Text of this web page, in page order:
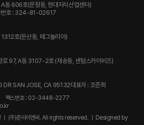
A동 606호(문정동, 현대지식산업센터)
번호 : 324-81-02617
호(둔산동, 매그놀리아)
로 97, A동 3107-2호 (재송동, 센텀스카이비즈)
DR SAN JOSE, CA 95132대표자 : 조준희
팩스번호 : 02-3448-2277
(주)준아이앤씨. All rights reserved. ㅣ Designed by